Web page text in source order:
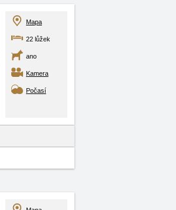
Mapa
22 lůžek
ano
Kamera
Počasí